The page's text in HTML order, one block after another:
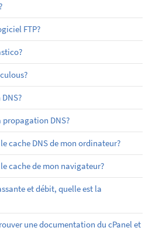
FTP?
propagation DNS?
cache DNS de mon ordinateur?
cache de mon navigateur?
et débit, quelle est la
une documentation du cPanel et